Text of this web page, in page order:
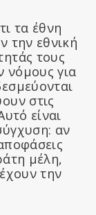
τα έθνη
την εθνική
τους
νόμους για
στις
είναι
αν
μέλη,
την